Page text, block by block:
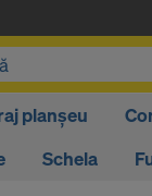
planșeu
Schela